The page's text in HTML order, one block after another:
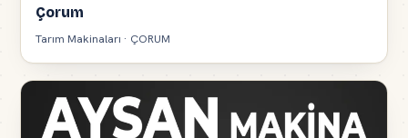
Çorum
Tarım Makinaları · ÇORUM